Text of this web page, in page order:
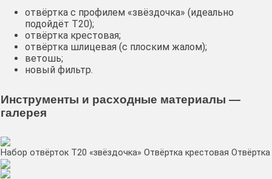
отвёртка с профилем «звёздочка» (идеально
подойдёт Т20);
отвёртка крестовая;
отвёртка шлицевая (с плоским жалом);
ветошь;
новый фильтр.
Инструменты и расходные материалы —
галерея
Набор отвёрток Т20 «звёздочка» Отвёртка крестовая Отвёртка